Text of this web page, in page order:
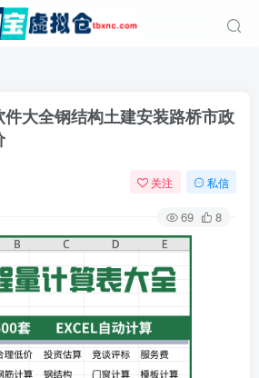
大全钢结构土建安装路桥市政
关注 私信
69 8